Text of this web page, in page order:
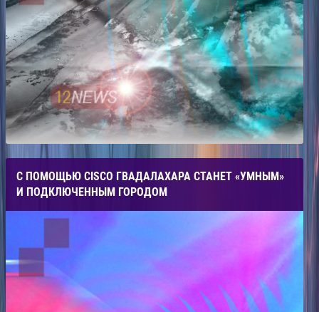
С ПОМОЩЬЮ CISCO ГВАДАЛАХАРА СТАНЕТ «УМНЫМ»
И ПОДКЛЮЧЕННЫМ ГОРОДОМ